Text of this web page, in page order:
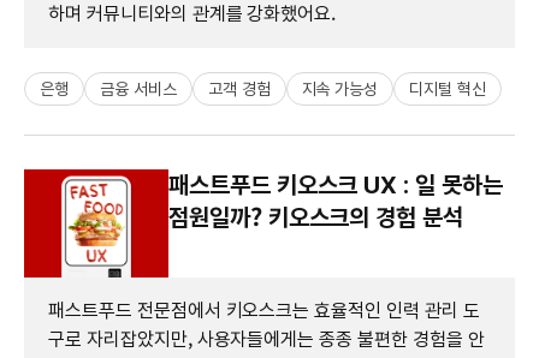
하며 커뮤니티와의 관계를 강화했어요.
은행 금융 서비스 고객 경험 지속 가능성 디지털 혁신
패스트푸드 키오스크 UX : 일 못하는
점원일까? 키오스크의 경험 분석
패스트푸드 전문점에서 키오스크는 효율적인 인력 관리 도
구로 자리잡았지만, 사용자들에게는 종종 불편한 경험을 안